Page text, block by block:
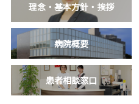
理念・基本方針・挨拶
病院概要
患者相談窓口